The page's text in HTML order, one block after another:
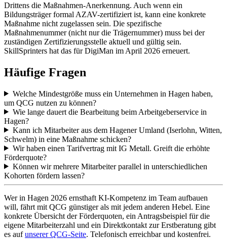
Drittens die Maßnahmen-Anerkennung. Auch wenn ein
Bildungsträger formal AZAV-zertifiziert ist, kann eine konkrete
Maßnahme nicht zugelassen sein. Die spezifische
Maßnahmenummer (nicht nur die Trägernummer) muss bei der
zuständigen Zertifizierungsstelle aktuell und gültig sein.
SkillSprinters hat das für DigiMan im April 2026 erneuert.
Häufige Fragen
Welche Mindestgröße muss ein Unternehmen in Hagen haben,
um QCG nutzen zu können?
Wie lange dauert die Bearbeitung beim Arbeitgeberservice in
Hagen?
Kann ich Mitarbeiter aus dem Hagener Umland (Iserlohn, Witten,
Schwelm) in eine Maßnahme schicken?
Wir haben einen Tarifvertrag mit IG Metall. Greift die erhöhte
Förderquote?
Können wir mehrere Mitarbeiter parallel in unterschiedlichen
Kohorten fördern lassen?
Wer in Hagen 2026 ernsthaft KI-Kompetenz im Team aufbauen
will, fährt mit QCG günstiger als mit jedem anderen Hebel. Eine
konkrete Übersicht der Förderquoten, ein Antragsbeispiel für die
eigene Mitarbeiterzahl und ein Direktkontakt zur Erstberatung gibt
es aufunserer QCG-Seite. Telefonisch erreichbar und kostenfrei.